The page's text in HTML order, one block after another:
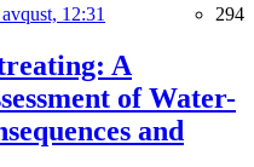
12:31 294
A
of Water-
and